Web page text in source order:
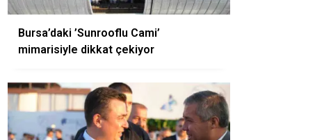
Bursa’daki ’Sunrooflu Cami’
mimarisiyle dikkat çekiyor